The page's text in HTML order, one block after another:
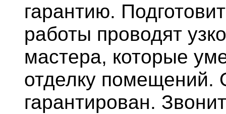
гарантию.
работы проводят
мастера, которые
отделку помещений.
гарантирован.